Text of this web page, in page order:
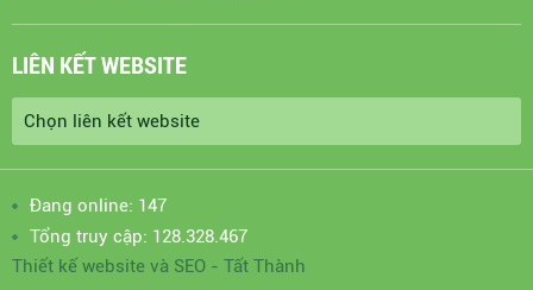
LIÊN KẾT WEBSITE
Đang online: 147
Tổng truy cập: 128.328.467
Thiết kế website và SEO - Tất Thành